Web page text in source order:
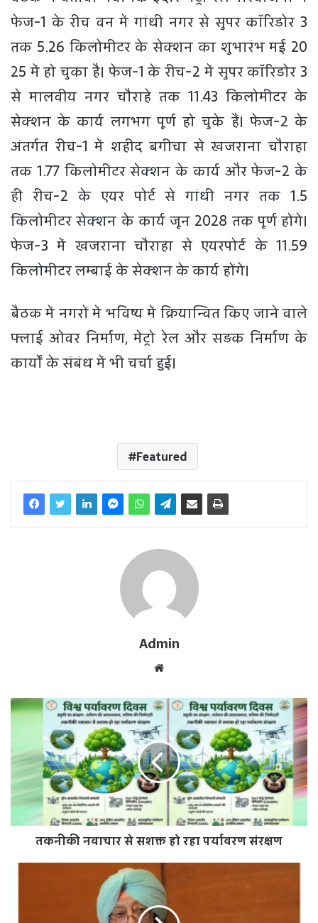
फेज-1 के रीच वन में गांधी नगर से सुपर कॉरिडोर 3
तक 5.26 किलोमीटर के सेक्शन का शुभारंभ मई 20
25 में हो चुका है। फेज-1 के रीच-2 में सुपर कॉरिडोर 3
से मालवीय नगर चौराहे तक 11.43 किलोमीटर के
सेक्शन के कार्य लगभग पूर्ण हो चुके हैं। फेज-2 के
अंतर्गत रीच-1 में शहीद बगीचा से खजराना चौराहा
तक 1.77 किलोमीटर सेक्शन के कार्य और फेज-2 के
ही रीच-2 के एयर पोर्ट से गांधी नगर तक 1.5
किलोमीटर सेक्शन के कार्य जून 2028 तक पूर्ण होंगे।
फेज-3 में खजराना चौराहा से एयरपोर्ट के 11.59
किलोमीटर लम्बाई के सेक्शन के कार्य होंगे।
बैठक में नगरों में भविष्य में क्रियान्वित किए जाने वाले
फ्लाई ओवर निर्माण, मेट्रो रेल और सड़क निर्माण के
कार्यों के संबंध में भी चर्चा हुई।
Featured
Admin
b
i
t
e
तकनीकी नवाचार से सशक्त हो रहा पर्यावरण संरक्षण